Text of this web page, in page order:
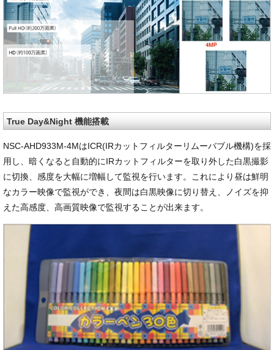
True Day&Night 機能搭載
NSC-AHD933M-4MはICR(IRカットフィルターリムーバブル機構)を採
用し、暗くなると自動的にIRカットフィルターを取り外した白黒撮影
に切換、感度を大幅に増幅して監視を行います。これにより昼は鮮明
なカラー映像で監視ができ、夜間は白黒映像に切り替え、ノイズを抑
えた高感度、高画質映像で監視することが出来ます。